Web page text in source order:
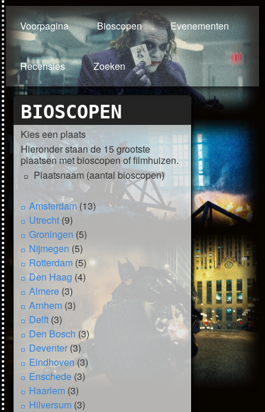
Voorpagina Bioscopen Evenementen
Recensies Zoeken
BIOSCOPEN
Kies een plaats
Hieronder staan de 15 grootste
plaatsen met bioscopen of filmhuizen.
Plaatsnaam (aantal bioscopen)
Amsterdam (13)
Utrecht (9)
Groningen (5)
Nijmegen (5)
Rotterdam (5)
Den Haag (4)
Almere (3)
Arnhem (3)
Delft (3)
Den Bosch (3)
Deventer (3)
Eindhoven(3)
Enschede (3)
Haarlem (3)
Hilversum (3)